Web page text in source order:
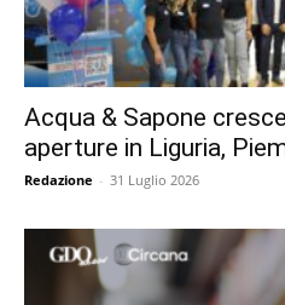
Acqua & Sapone
aperture in Liguria,
Redazione - 31 Luglio 2026